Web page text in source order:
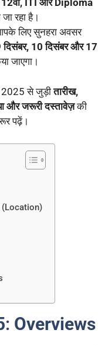
12वीं, ITI और Diploma
रहा है।
लिए सुनहरा अवसर
दिसंबर, 10 दिसंबर और 17
जाएगा।
2025 से जुड़ीतारीख,
और जरूरी दस्तावेज़की
पढ़ें।
(Location)
: Overviews